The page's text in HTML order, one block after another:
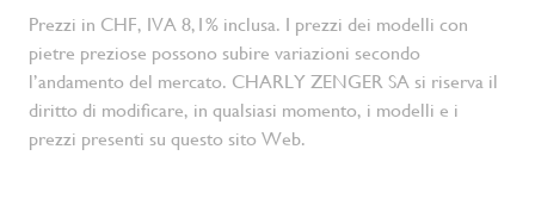
Prezzi in CHF, IVA 8,1% inclusa. I prezzi dei modelli con
pietre preziose possono subire variazioni secondo
l’andamento del mercato. CHARLY ZENGER SA si riserva il
diritto di modificare, in qualsiasi momento, i modelli e i
prezzi presenti su questo sito Web.